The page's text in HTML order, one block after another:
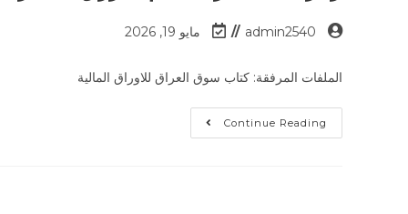
admin2540 مايو 19, 2026
الملفات المرفقة: كتاب سوق العراق للاوراق المالية
Continue Reading